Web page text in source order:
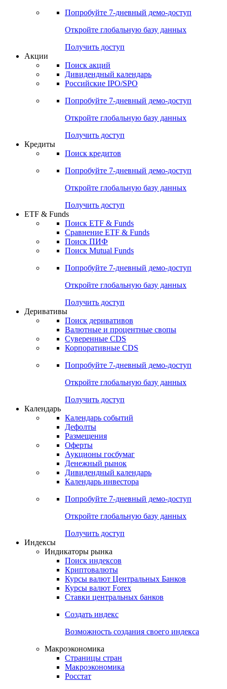
Попробуйте 7-дневный демо-доступ
Откройте глобальную базу данных
Получить доступ
Акции
Поиск акций
Дивидендный календарь
Российские IPO/SPO
Попробуйте 7-дневный демо-доступ
Откройте глобальную базу данных
Получить доступ
Кредиты
Поиск кредитов
Попробуйте 7-дневный демо-доступ
Откройте глобальную базу данных
Получить доступ
ETF & Funds
Поиск ETF & Funds
Сравнение ETF & Funds
Поиск ПИФ
Поиск Mutual Funds
Попробуйте 7-дневный демо-доступ
Откройте глобальную базу данных
Получить доступ
Деривативы
Поиск деривативов
Валютные и процентные свопы
Суверенные CDS
Корпоративные CDS
Попробуйте 7-дневный демо-доступ
Откройте глобальную базу данных
Получить доступ
Календарь
Календарь событий
Дефолты
Размещения
Оферты
Аукционы госбумаг
Денежный рынок
Дивидендный календарь
Календарь инвестора
Попробуйте 7-дневный демо-доступ
Откройте глобальную базу данных
Получить доступ
Индексы
Индикаторы рынка
Поиск индексов
Криптовалюты
Курсы валют Центральных Банков
Курсы валют Forex
Ставки центральных банков
Создать индекс
Возможность создания своего индекса
Макроэкономика
Страницы стран
Макроэкономика
Росстат